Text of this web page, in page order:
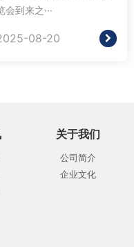
会到来之···
08-20
关于我们
公司简介
企业文化